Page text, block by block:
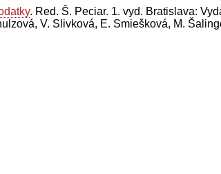
. Red. Š. Peciar. 1. vyd. Bratislava:
V. Slivková, E. Smiešková, M.